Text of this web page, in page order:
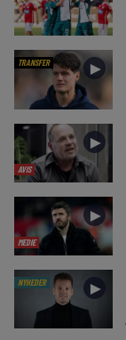
TRANSFER ►
AVIS
►
MEDIE
►
NYHEDER ►